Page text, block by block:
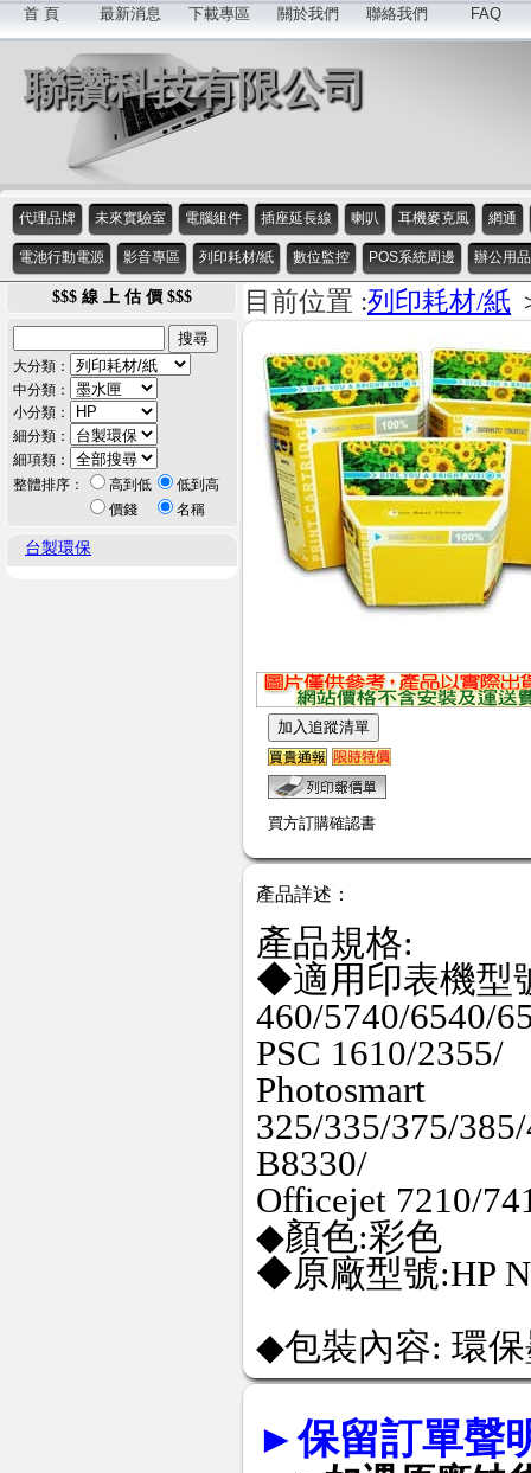
首 頁 最新消息 下載專區 關於我們 聯絡我們 FAQ
聯讚科技有限公司
代理品牌 未來實驗室 電腦組件 插座延長線 喇叭 耳機麥克風 網通
電池行動電源 影音專區 列印耗材/紙 數位監控 POS系統周邊 辦公用品
$$$ 線 上 估 價 $$$
大分類：
中分類：
小分類：
細分類：
細項類：
整體排序：
高到低
低到高
價錢
名稱
台製環保
目前位置 :列印耗材/紙
買方訂購確認書
產品詳述：
產品規格:
◆適用印表機型
460/5740/6540/
PSC 1610/2355/
Photosmart
325/335/375/
B8330/
Officejet 7210/
◆顏色:彩色
◆原廠型號:HP
◆包裝內容: 環
►保留訂單聲